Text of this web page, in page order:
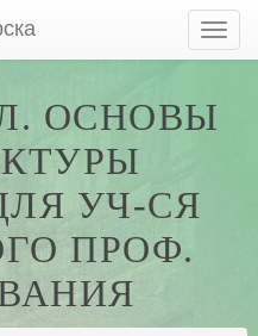
ОСНОВЫ
УЧ-СЯ
ПРОФ.